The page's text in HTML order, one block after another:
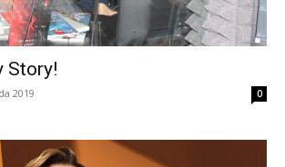
Story!
2019 0